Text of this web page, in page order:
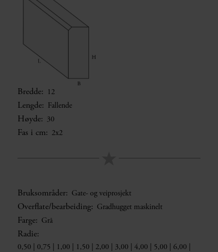
Bredde: 12
Lengde: Fallende
Høyde: 30
Fas i cm: 2x2
Bruksområder: Gate- og veiprosjekt
Overflate/bearbeiding: Gradhugget maskinelt
Farge: Grå
Radie:
0,50 | 0,75 | 1,00 | 1,50 | 2,00 | 3,00 | 4,00 | 5,00 | 6,00 |